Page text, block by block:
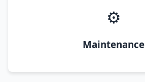
⚙️
Maintenance